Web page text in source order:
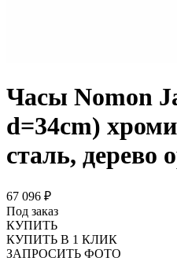
Часы Nomon
d=34cm)
сталь, дерево
67 096 ₽
Под заказ
КУПИТЬ
КУПИТЬ В 1 КЛИК
ЗАПРОСИТЬ ФОТО